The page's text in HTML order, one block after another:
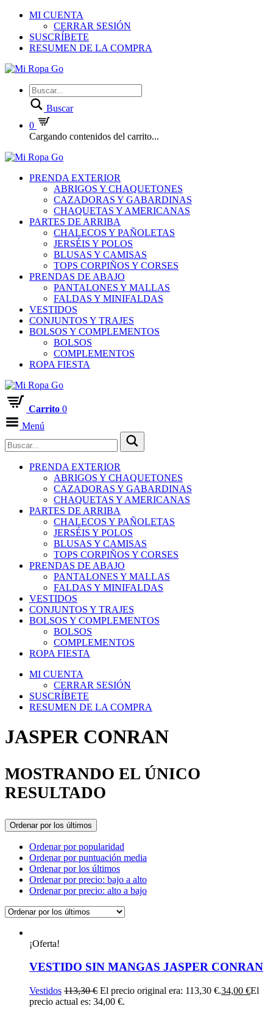
MI CUENTA
CERRAR SESIÓN
SUSCRÍBETE
RESUMEN DE LA COMPRA
Buscar
0
Cargando contenidos del carrito...
PRENDA EXTERIOR
ABRIGOS Y CHAQUETONES
CAZADORAS Y GABARDINAS
CHAQUETAS Y AMERICANAS
PARTES DE ARRIBA
CHALECOS Y PAÑOLETAS
JERSÉIS Y POLOS
BLUSAS Y CAMISAS
TOPS CORPIÑOS Y CORSES
PRENDAS DE ABAJO
PANTALONES Y MALLAS
FALDAS Y MINIFALDAS
VESTIDOS
CONJUNTOS Y TRAJES
BOLSOS Y COMPLEMENTOS
BOLSOS
COMPLEMENTOS
ROPA FIESTA
Carrito 0
Menú
PRENDA EXTERIOR
ABRIGOS Y CHAQUETONES
CAZADORAS Y GABARDINAS
CHAQUETAS Y AMERICANAS
PARTES DE ARRIBA
CHALECOS Y PAÑOLETAS
JERSÉIS Y POLOS
BLUSAS Y CAMISAS
TOPS CORPIÑOS Y CORSES
PRENDAS DE ABAJO
PANTALONES Y MALLAS
FALDAS Y MINIFALDAS
VESTIDOS
CONJUNTOS Y TRAJES
BOLSOS Y COMPLEMENTOS
BOLSOS
COMPLEMENTOS
ROPA FIESTA
MI CUENTA
CERRAR SESIÓN
SUSCRÍBETE
RESUMEN DE LA COMPRA
JASPER CONRAN
MOSTRANDO EL ÚNICO
RESULTADO
Ordenar por los últimos
Ordenar por popularidad
Ordenar por puntuación media
Ordenar por los últimos
Ordenar por precio: bajo a alto
Ordenar por precio: alto a bajo
¡Oferta!
VESTIDO SIN MANGAS JASPER CONRAN
Vestidos 113,30€ El precio original era: 113,30 €.34,00 €El
precio actual es: 34,00 €.